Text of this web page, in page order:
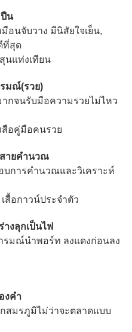
ปืน
อนจับวาง มีนิสัยใจเย็น,
ที่สุด
นแท่งเทียน
รมณ์(รวย)
ากจนรับมือความรวยไม่ไหว
สือคู่มือคนรวย
สายคำนวณ
บการคำนวณและวิเคราะห์
สื้อกาวน์ประจำตัว
างลุกเป็นไฟ
รมณ์นำพอร์ท ลงแดงก่อนลง
งคำ
สมรภูมิไม่ว่าจะตลาดแบบ